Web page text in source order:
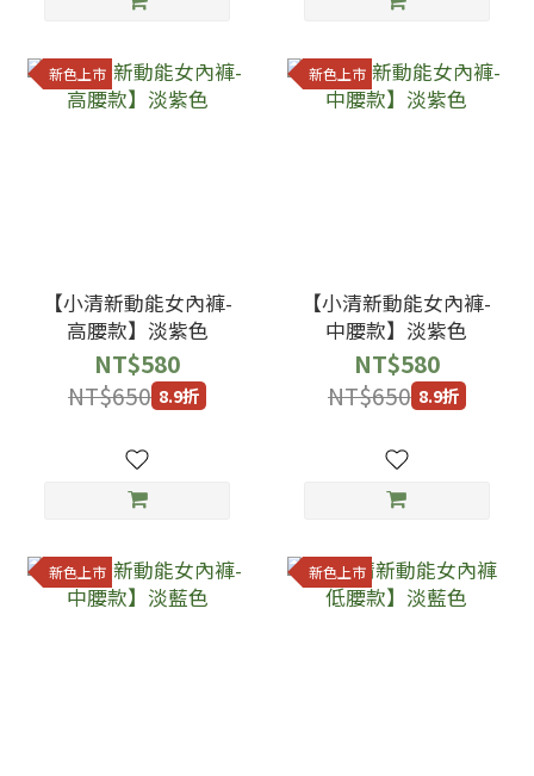
新色上市
【小清新動能女內褲-
高腰款】淡紫色
NT$580
NT$650 8.9折
新色上市
【小清新動能女內褲-
中腰款】淡紫色
NT$580
NT$650 8.9折
新色上市 新色上市